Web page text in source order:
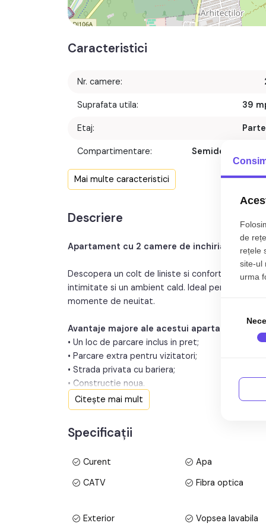
Caracteristici
Nr. camere:
Suprafata utila: 39
Etaj:
Compartimentare: Semidecomandat
Confort:
Nr. balcoane:
Mai multe caracteristici
Descriere
Apartament cu 2 camere de inchiriat
Descopera un colt de liniste si confort! Acest
intimitate si un ambient cald. Ideal pentru cei
momente de neuitat.
Avantaje majore ale acestui apartament:
• Un loc de parcare inclus in pret;
• Parcare extra pentru vizitatori;
• Strada privata cu bariera;
• Constructie noua.
TABOO Imobiliare propune un apartament de
anul constructiei 2023, structura caramida.
Apartamentul este structurat astfel:
• Hol;
• Dormitor.
Citește mai mult
Specificații
Curent Apa
CATV
Fibra optica
Exterior
Vopsea lavabila
de
rețele
site-ul
urma